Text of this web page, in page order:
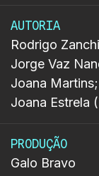
AUTORIA
Rodrigo
Jorge Vaz
Joana
Joana Estrela
PRODUÇÃO
Galo Bravo